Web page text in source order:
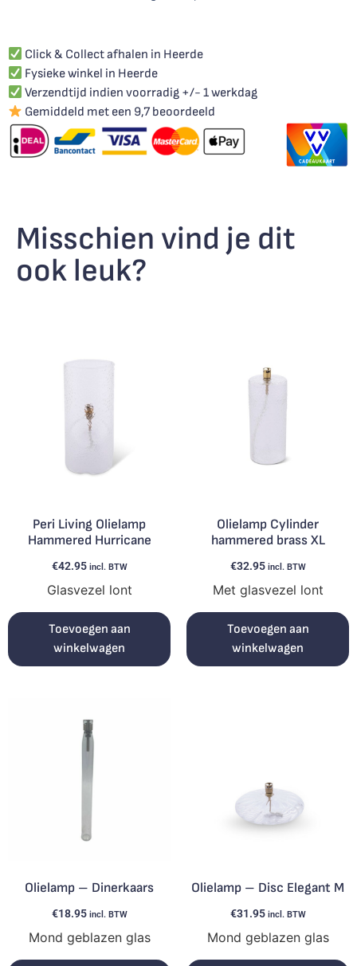
Click & Collect afhalen in Heerde
Fysieke winkel in Heerde
Verzendtijd indien voorradig +/- 1 werkdag
Gemiddeld met een 9,7 beoordeeld
Misschien vind je dit
ook leuk?
Peri Living Olielamp
Hammered Hurricane
€42.95 incl. BTW
Glasvezel lont
Toevoegen aan
winkelwagen
Olielamp Cylinder
hammered brass XL
€32.95 incl. BTW
Met glasvezel lont
Toevoegen aan
winkelwagen
Olielamp – Dinerkaars
€18.95 incl. BTW
Mond geblazen glas
Olielamp – Disc Elegant M
€31.95 incl. BTW
Mond geblazen glas